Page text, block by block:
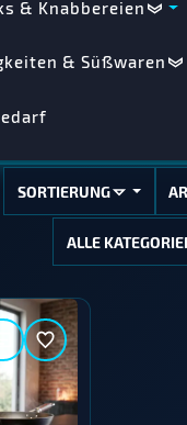
& Knabbereien
& Süßwaren
SORTIERUNG
ALLE